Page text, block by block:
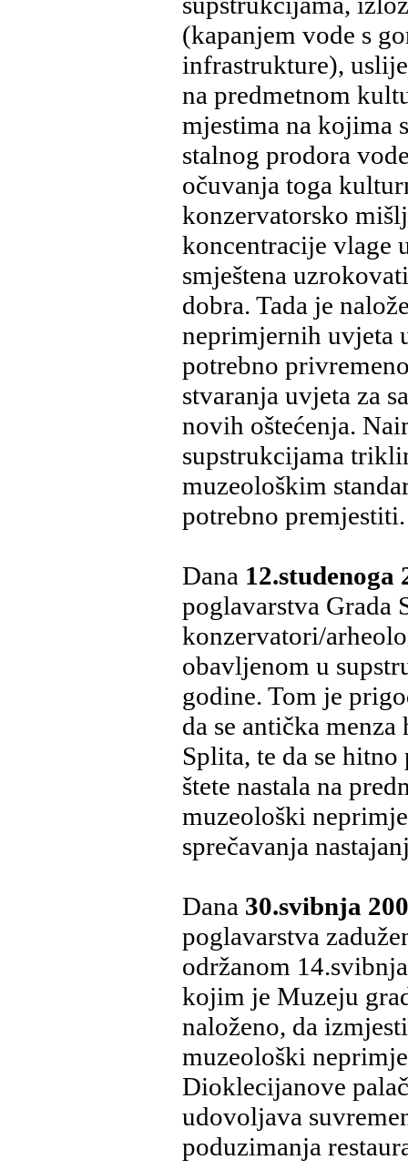
(kapanjem vode s
infrastrukture),
na predmetnom
mjestima na kojima
stalnog prodora
očuvanja toga
konzervatorsko
koncentracije vlage
smještena
dobra. Tada je
neprimjernih uvjeta
potrebno
stvaranja uvjeta za
novih oštećenja.
supstrukcijama
muzeološkim
potrebno premjestiti.
Dana 12.studenoga
poglavarstva Grada
konzervatori/
obavljenom u
godine. Tom je
da se antička
Splita, te da se
štete nastala na
muzeološki
sprečavanja
Dana 30.svibnja
poglavarstva
održanom
kojim je Muzeju
naloženo, da
muzeološki
Dioklecijanove
udovoljava
poduzimanja